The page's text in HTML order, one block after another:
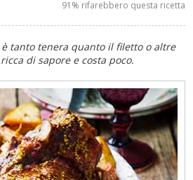
91 % rifarebbero questa ricetta
tanto tenera quanto il filetto o altre
di sapore e costa poco.